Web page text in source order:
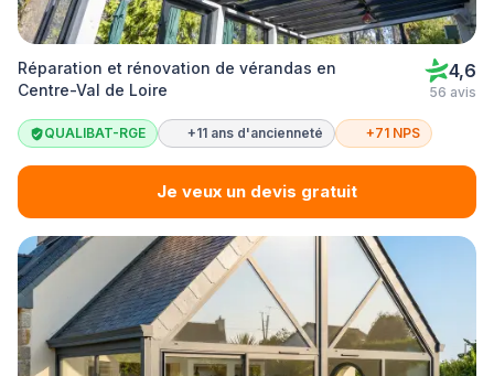
Réparation et rénovation de vérandas en
Centre-Val de Loire
4,6
56 avis
QUALIBAT-RGE +11 ans d'ancienneté +71 NPS
Je veux un devis gratuit